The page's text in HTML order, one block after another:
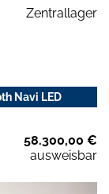
Zentrallager
Navi LED
58.300,00 €
ausweisbar